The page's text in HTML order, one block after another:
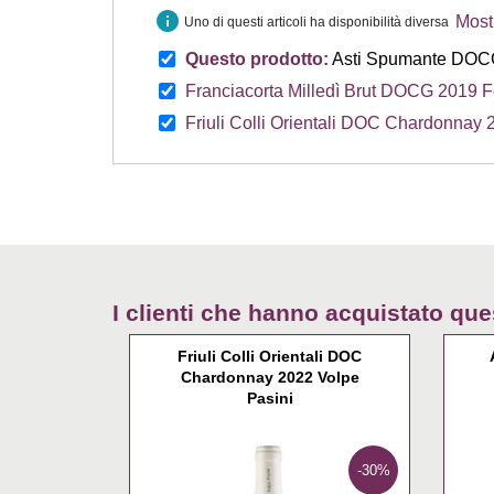
info Uno di questi articoli ha disponibilità diversa
Questo prodotto: Asti Spumante
Franciacorta Milledì Brut DOCG 2019
Friuli Colli Orientali DOC Chardonnay
I clienti che hanno acquistato
Friuli Colli Orientali DOC
Chardonnay 2022 Volpe
Pasini
-30%